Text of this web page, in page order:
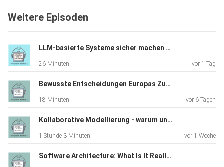
episode,
Links
Is Software Engineering Real Engineering? Hillel Wayne
2023 YouTube hillelwayne.com
Weitere Episoden
LLM-basierte Systeme sicher machen mit Sönke Magnussen
26 Minuten vor 1 Tag
Bewusste Entscheidungen Europas Zukunft liegt in unseren Händen (TechRiders Summit Special)
18 Minuten vor 6 Tagen
Kollaborative Modellierung - warum und wie funktioniert Event Storming in der Praxis
1 Stunde 3 Minuten vor 1 Woche
Software Architecture: What Is It Really About? A Discussion with James Coplien